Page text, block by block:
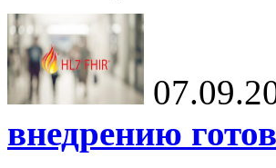
внедрению готов